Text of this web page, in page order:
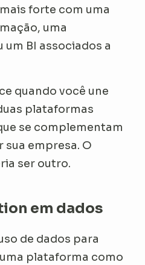
forte com uma
uma
BI associados a
quando você une
plataformas
se complementam
empresa. O
ser outro.
em dados
de dados para
plataforma como